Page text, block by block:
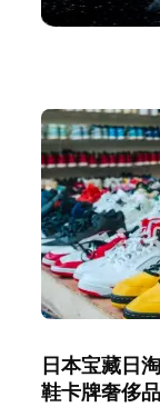
日本宝藏日
鞋卡牌奢侈